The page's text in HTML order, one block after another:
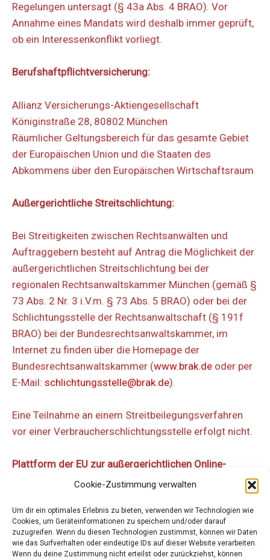
Cookie-Zustimmung verwalten
Um dir ein optimales Erlebnis zu bieten, verwenden wir Technologien wie
Cookies, um Geräteinformationen zu speichern und/oder darauf
zuzugreifen. Wenn du diesen Technologien zustimmst, können wir Daten
wie das Surfverhalten oder eindeutige IDs auf dieser Website verarbeiten.
Wenn du deine Zustimmung nicht erteilst oder zurückziehst, können
Regelungen untersagt (§ 43a Abs. 4 BRAO). Vor
Annahme eines Mandats wird deshalb immer geprüft,
ob ein Interessenkonflikt vorliegt.
Berufshaftpflichtversicherung:
Allianz Versicherungs-Aktiengesellschaft
Königinstraße 28, 80802 München
Räumlicher Geltungsbereich für das gesamte Gebiet
der Europäischen Union und die Staaten des
Abkommens über den Europäischen Wirtschaftsraum
Außergerichtliche Streitschlichtung:
Bei Streitigkeiten zwischen Rechtsanwälten und
Auftraggebern besteht auf Antrag die Möglichkeit der
außergerichtlichen Streitschlichtung bei der
regionalen Rechtsanwaltskammer München (gemäß §
73 Abs. 2 Nr. 3 i.V.m. § 73 Abs. 5 BRAO) oder bei der
Schlichtungsstelle der Rechtsanwaltschaft (§ 191f
BRAO) bei der Bundesrechtsanwaltskammer, im
Internet zu finden über die Homepage der
Bundesrechtsanwaltskammer (www.brak.de oder per
E-Mail: schlichtungsstelle@brak.de).
Eine Teilnahme an einem Streitbeilegungsverfahren
vor einer Verbraucherschlichtungsstelle erfolgt nicht.
Plattform der EU zur außergerichtlichen Online-
Streitbeilegung:
http://ec.europa.eu/consumers/odr/
Haftungshinweis: